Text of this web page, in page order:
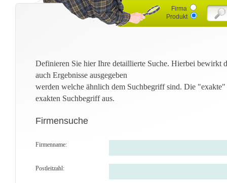
Firma
Produkt
Definieren Sie hier Ihre detaillierte Suche. Hierbei bewirkt
auch Ergebnisse ausgegeben
werden welche ähnlich dem Suchbegriff sind. Die
exakten Suchbegriff aus.
Firmensuche
Firmenname:
Postleitzahl: